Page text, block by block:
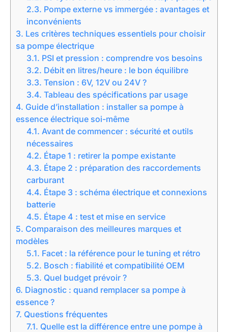
2.3. Pompe externe vs immergée : avantages et
inconvénients
3. Les critères techniques essentiels pour choisir
sa pompe électrique
3.1. PSI et pression : comprendre vos besoins
3.2. Débit en litres/heure : le bon équilibre
3.3. Tension : 6V, 12V ou 24V ?
3.4. Tableau des spécifications par usage
4. Guide d’installation : installer sa pompe à
essence électrique soi-même
4.1. Avant de commencer : sécurité et outils
nécessaires
4.2. Étape 1 : retirer la pompe existante
4.3. Étape 2 : préparation des raccordements
carburant
4.4. Étape 3 : schéma électrique et connexions
batterie
4.5. Étape 4 : test et mise en service
5. Comparaison des meilleures marques et
modèles
5.1. Facet : la référence pour le tuning et rétro
5.2. Bosch : fiabilité et compatibilité OEM
5.3. Quel budget prévoir ?
6. Diagnostic : quand remplacer sa pompe à
essence ?
7. Questions fréquentes
7.1. Quelle est la différence entre une pompe à